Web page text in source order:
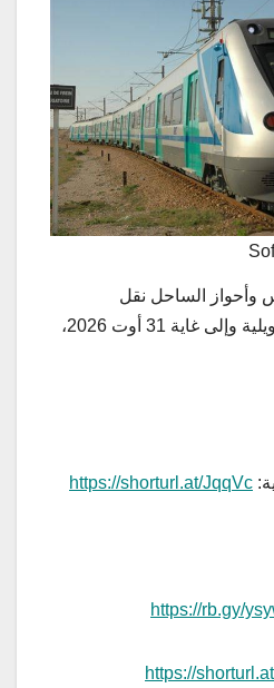
وأحواز الساحل نقل
المسافرين بداية من 1 جويلية وإلى غاية 31 أوت 2026،
https://shorturl.at/JqqVc
https://rb.gy/
https://